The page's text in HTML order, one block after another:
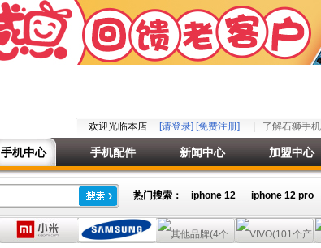
欢迎光临本店 [请登录] [免费注册] 了解石狮手
手机中心 手机配件 新闻中心 加盟中心
热门搜索： iphone 12 iphone 12 pro